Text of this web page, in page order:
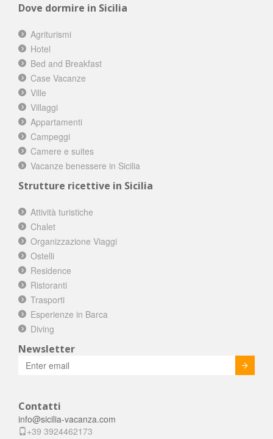
Dove dormire in Sicilia
Agriturismi
Hotel
Bed and Breakfast
Case Vacanze
Ville
Villaggi
Appartamenti
Campeggi
Camere e suites
Vacanze benessere in Sicilia
Strutture ricettive in Sicilia
Attività turistiche
Chalet
Organizzazione Viaggi
Ostelli
Residence
Ristoranti
Trasporti
Esperienze in Barca
Diving
Newsletter
Contatti
info@sicilia-vacanza.com
+39 3924462173